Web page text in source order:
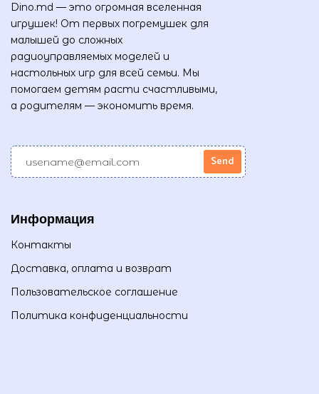
Dino.md — это огромная вселенная
игрушек! От первых погремушек для
малышей до сложных
радиоуправляемых моделей и
настольных игр для всей семьи. Мы
помогаем детям расти счастливыми,
а родителям — экономить время.
Информация
Контакты
Доставка, оплата и возврат
Пользовательское соглашение
Политика конфиденциальности